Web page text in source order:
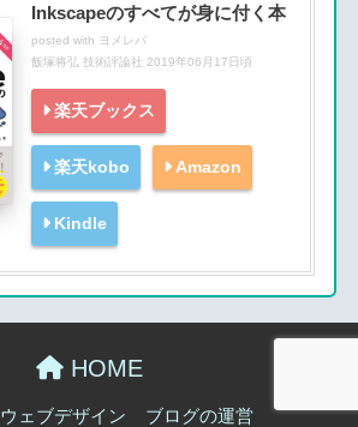
Inkscapeのすべてが身に付く本
posted with ヨメレバ
飯塚将弘 技術評論社 2019年06月17日頃
楽天ブックス
楽天kobo Amazon
Kindle
HOME
ウェブデザイン ブログの運営